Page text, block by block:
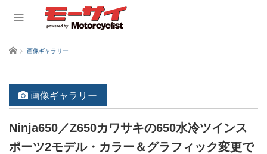
ホーム 画像ギャラリー
画像ギャラリー
Ninja650／Z650カワサキの650水冷ツインス
ポーツ2モデル・カラー＆グラフィック変更で